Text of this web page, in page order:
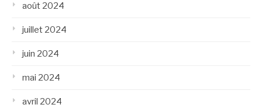
août 2024
juillet 2024
juin 2024
mai 2024
avril 2024